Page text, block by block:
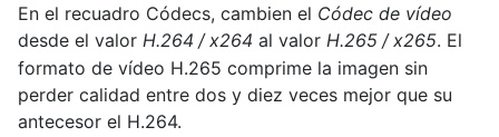
En el recuadro Códecs, cambien el Códec de vídeo
desde el valor H.264 / x264 al valor H.265 / x265. El
formato de vídeo H.265 comprime la imagen sin
perder calidad entre dos y diez veces mejor que su
antecesor el H.264.